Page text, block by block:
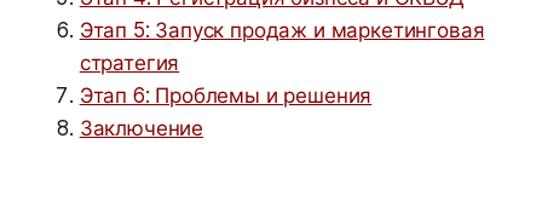
Этап 5: Запуск продаж и маркетинговая
стратегия
Этап 6: Проблемы и решения
Заключение